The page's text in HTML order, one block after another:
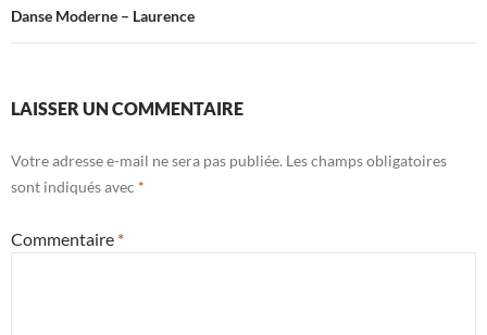
Danse Moderne – Laurence
LAISSER UN COMMENTAIRE
Votre adresse e-mail ne sera pas publiée. Les champs obligatoires
sont indiqués avec *
Commentaire *